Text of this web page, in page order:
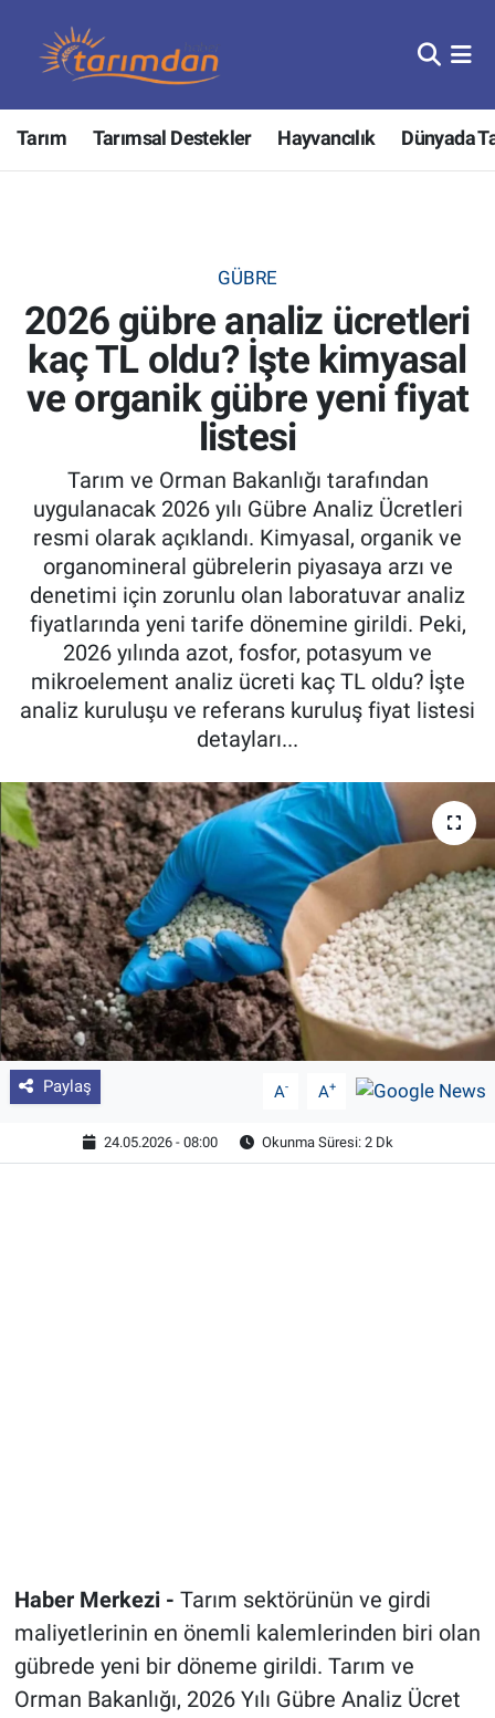
Tarım Tarımsal Destekler Hayvancılık Dünyada
GÜBRE
2026 gübre analiz ücretleri
kaç TL oldu? İşte kimyasal
ve organik gübre yeni fiyat
listesi
Tarım ve Orman Bakanlığı tarafından
uygulanacak 2026 yılı Gübre Analiz Ücretleri
resmi olarak açıklandı. Kimyasal, organik ve
organomineral gübrelerin piyasaya arzı ve
denetimi için zorunlu olan laboratuvar analiz
fiyatlarında yeni tarife dönemine girildi. Peki,
2026 yılında azot, fosfor, potasyum ve
mikroelement analiz ücreti kaç TL oldu? İşte
analiz kuruluşu ve referans kuruluş fiyat listesi
detayları...
Paylaş A- A+
24.05.2026 - 08:00 Okunma Süresi: 2 Dk
Haber Merkezi - Tarım sektörünün ve girdi
maliyetlerinin en önemli kalemlerinden biri olan
gübrede yeni bir döneme girildi. Tarım ve
Orman Bakanlığı, 2026 Yılı Gübre Analiz Ücret
Tarım
Hayvancılık
Tarımsal Destekler
Tarım Bakanlığı
TZOB
Tarım Kredi Kooperatifleri
Pankobirlik
Et fiyatları
Tarım Bilgisi
Yetiştirici Soruyor
Üretici Birlikleri
Şeker ve Şekerli Mamüller
Tahıllar ve Baklagiller
Tohum
Nöbetçi Eczaneler
Hava Durumu
Tüm Manşetler
Son Dakika Haberleri
Haber Arşivi